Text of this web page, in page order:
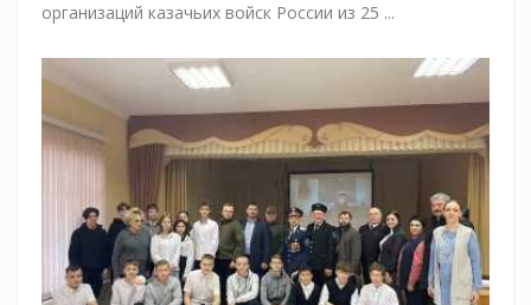
организаций казачьих войск России из 25 ...